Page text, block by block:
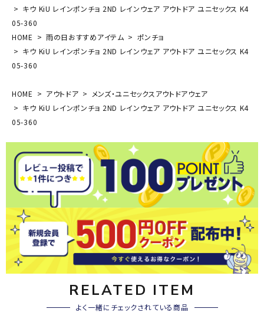
キウ KiU レインポンチョ 2ND レインウェア アウトドア ユニセックス K4
05-360
HOME
雨の日おすすめアイテム
ポンチョ
キウ KiU レインポンチョ 2ND レインウェア アウトドア ユニセックス K4
05-360
HOME アウトドア
メンズ・ユニセックスアウトドアウェア
キウ KiU レインポンチョ 2ND レインウェア アウトドア ユニセックス K4
05-360
RELATED ITEM
よく一緒にチェックされている商品